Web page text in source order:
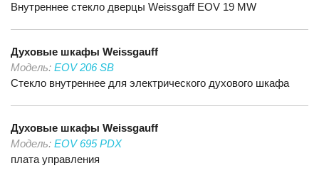
Внутреннее стекло дверцы Weissgaff EOV 19 MW
Духовые шкафы Weissgauff
Модель: EOV 206 SB
Стекло внутреннее для электрического духового шкафа
Духовые шкафы Weissgauff
Модель: EOV 695 PDX
плата управления